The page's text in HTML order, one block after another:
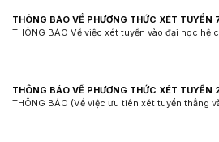
THÔNG BÁO VỀ PHƯƠNG THỨC XÉT TUYỂN
THÔNG BÁO Về việc xét tuyển vào đại học hệ
THÔNG BÁO VỀ PHƯƠNG THỨC XÉT TUYỂN
THÔNG BÁO (Về việc ưu tiên xét tuyển thẳng